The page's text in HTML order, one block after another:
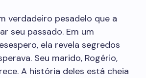
verdadeiro pesadelo que a
seu passado. Em um
ela revela segredos
Seu marido, Rogério,
A história deles está cheia